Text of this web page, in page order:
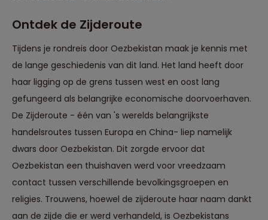
Ontdek de Zijderoute
Tijdens je rondreis door Oezbekistan maak je kennis met
de lange geschiedenis van dit land. Het land heeft door
haar ligging op de grens tussen west en oost lang
gefungeerd als belangrijke economische doorvoerhaven.
De Zijderoute - één van 's werelds belangrijkste
handelsroutes tussen Europa en China- liep namelijk
dwars door Oezbekistan. Dit zorgde ervoor dat
Oezbekistan een thuishaven werd voor vreedzaam
contact tussen verschillende bevolkingsgroepen en
religies. Trouwens, hoewel de zijderoute haar naam dankt
aan de zijde die er werd verhandeld, is Oezbekistans